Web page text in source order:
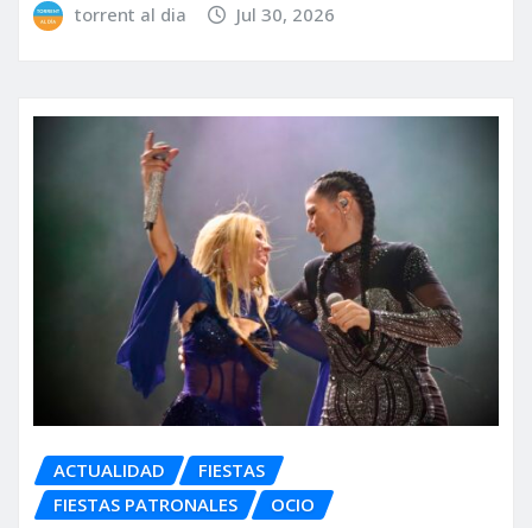
torrent al dia Jul 30, 2026
ACTUALIDAD
FIESTAS
FIESTAS PATRONALES
OCIO